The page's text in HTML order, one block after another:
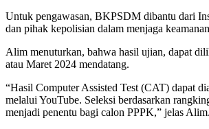
Untuk pengawasan, BKPSDM dibantu dari
dan pihak kepolisian dalam menjaga
Alim menuturkan, bahwa hasil ujian, dapat
atau Maret 2024 mendatang.
“Hasil Computer Assisted Test (CAT) dapat
melalui YouTube. Seleksi berdasarkan
menjadi penentu bagi calon PPPK,” jelas Alim.